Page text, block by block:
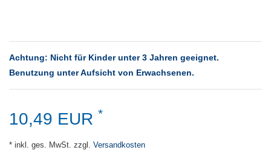
Achtung: Nicht für Kinder unter 3 Jahren geeignet.
Benutzung unter Aufsicht von Erwachsenen.
10,49 EUR *
* inkl. ges. MwSt. zzgl. Versandkosten